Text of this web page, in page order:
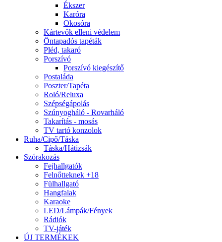
Ékszer
Karóra
Okosóra
Kártevők elleni védelem
Öntapadós tapéták
Pléd, takaró
Porszívó
Porszívó kiegészítő
Postaláda
Poszter/Tapéta
Roló/Reluxa
Szépségápolás
Szúnyogháló - Rovarháló
Takarítás - mosás
TV tartó konzolok
Ruha/Cipő/Táska
Táska/Hátizsák
Szórakozás
Fejhallgatók
Felnőtteknek +18
Fülhallgató
Hangfalak
Karaoke
LED/Lámpák/Fények
Rádiók
TV-játék
ÚJ TERMÉKEK